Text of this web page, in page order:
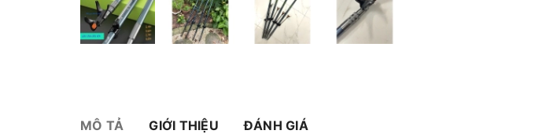
MÔ TẢ GIỚI THIỆU ĐÁNH GIÁ